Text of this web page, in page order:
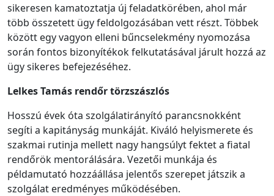
sikeresen kamatoztatja új feladatkörében, ahol már
több összetett ügy feldolgozásában vett részt. Többek
között egy vagyon elleni bűncselekmény nyomozása
során fontos bizonyítékok felkutatásával járult hozzá az
ügy sikeres befejezéséhez.
Lelkes Tamás rendőrtörzszászlós
Hosszú évek óta szolgálatirányító parancsnokként
segíti a kapitányság munkáját. Kiváló helyismerete és
szakmai rutinja mellett nagy hangsúlyt fektet a fiatal
rendőrök mentorálására. Vezetői munkája és
példamutató hozzáállása jelentős szerepet játszik a
szolgálat eredményes működésében.